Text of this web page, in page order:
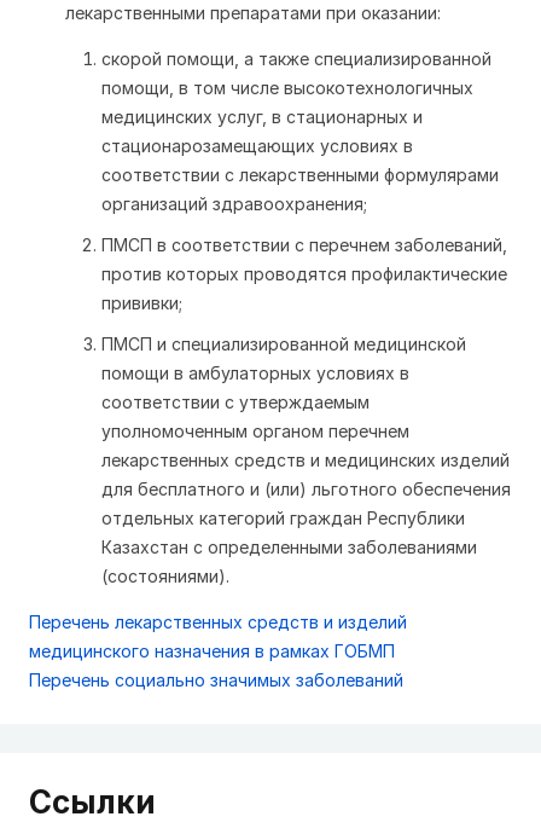
лекарственными препаратами при оказании:
скорой помощи, а также специализированной
помощи, в том числе высокотехнологичных
медицинских услуг, в стационарных и
стационарозамещающих условиях в
соответствии с лекарственными формулярами
организаций здравоохранения;
ПМСП в соответствии с перечнем заболеваний,
против которых проводятся профилактические
прививки;
ПМСП и специализированной медицинской
помощи в амбулаторных условиях в
соответствии с утверждаемым
уполномоченным органом перечнем
лекарственных средств и медицинских изделий
для бесплатного и (или) льготного обеспечения
отдельных категорий граждан Республики
Казахстан с определенными заболеваниями
(состояниями).
Перечень лекарственных средств и изделий
медицинского назначения в рамках ГОБМП
Перечень социально значимых заболеваний
Ссылки